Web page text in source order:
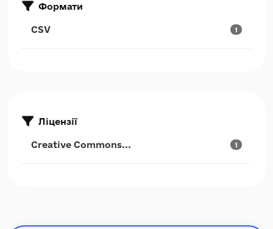
Формати
CSV 1
Ліцензії
Creative Commons... 1